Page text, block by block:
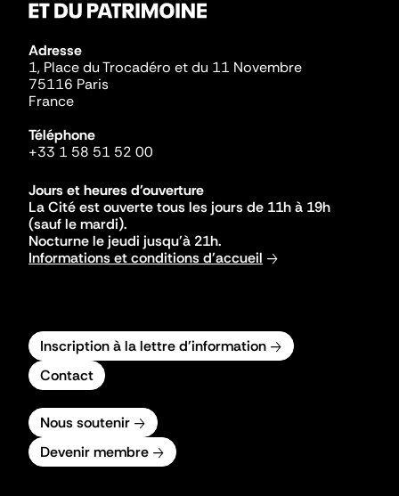
Adresse
1, Place du Trocadéro et du 11 Novembre
75116 Paris
France
Téléphone
+33 1 58 51 52 00
Jours et heures d'ouverture
La Cité est ouverte tous les jours de 11h à 19h
(sauf le mardi).
Nocturne le jeudi jusqu'à 21h.
Informations et conditions d'accueil
Inscription à la lettre d'information
Contact
Nous soutenir
Devenir membre